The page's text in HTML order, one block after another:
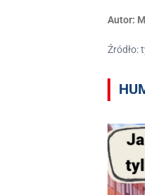
Autor:
Źródło: